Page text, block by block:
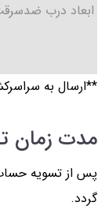
**ارسال به
مدت زمان
پس از تسویه حساب
گردد.